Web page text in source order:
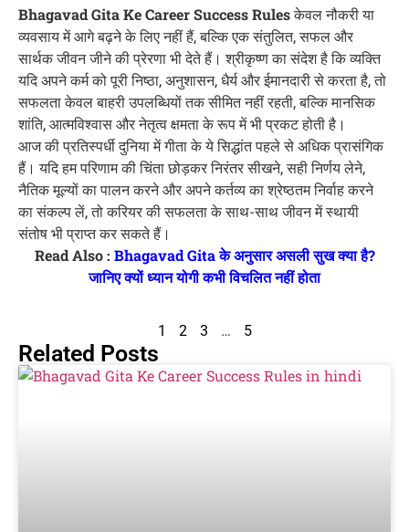
Bhagavad Gita Ke Career Success Rulesकेवल नौकरी या
व्यवसाय में आगे बढ़ने के लिए नहीं हैं, बल्कि एक संतुलित, सफल और
सार्थक जीवन जीने की प्रेरणा भी देते हैं। श्रीकृष्ण का संदेश है कि व्यक्ति
यदि अपने कर्म को पूरी निष्ठा, अनुशासन, धैर्य और ईमानदारी से करता है, तो
सफलता केवल बाहरी उपलब्धियों तक सीमित नहीं रहती, बल्कि मानसिक
शांति, आत्मविश्वास और नेतृत्व क्षमता के रूप में भी प्रकट होती है।
आज की प्रतिस्पर्धी दुनिया में गीता के ये सिद्धांत पहले से अधिक प्रासंगिक
हैं। यदि हम परिणाम की चिंता छोड़कर निरंतर सीखने, सही निर्णय लेने,
नैतिक मूल्यों का पालन करने और अपने कर्तव्य का श्रेष्ठतम निर्वाह करने
का संकल्प लें, तो करियर की सफलता के साथ-साथ जीवन में स्थायी
संतोष भी प्राप्त कर सकते हैं।
Read Also : Bhagavad Gita के अनुसार असली सुख क्या है?
जानिए क्यों ध्यान योगी कभी विचलित नहीं होता
1 2 3 … 5
Related Posts